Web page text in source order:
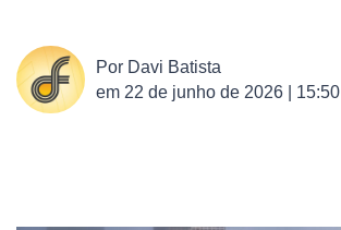
Por Davi Batista
em 22 de junho de 2026 | 15:50